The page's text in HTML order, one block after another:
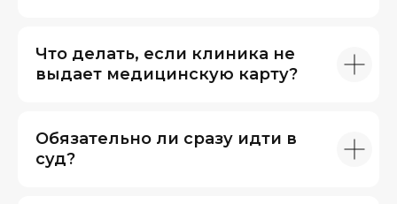
Что делать, если клиника не
выдает медицинскую карту?
Обязательно ли сразу идти в
суд?